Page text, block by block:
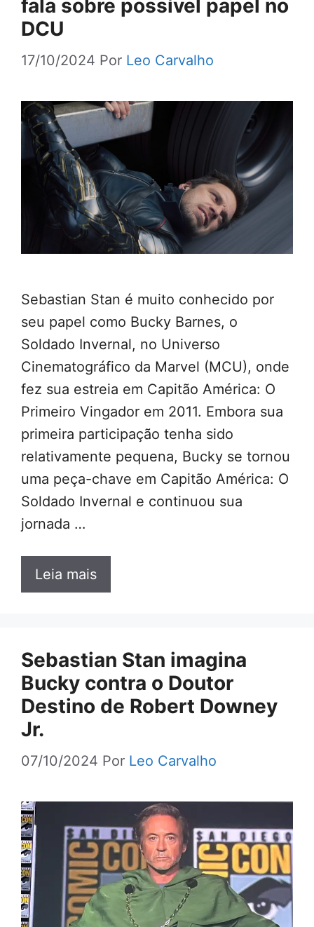
fala sobre possível papel no
DCU
17/10/2024 Por Leo Carvalho
Sebastian Stan é muito conhecido por
seu papel como Bucky Barnes, o
Soldado Invernal, no Universo
Cinematográfico da Marvel (MCU), onde
fez sua estreia em Capitão América: O
Primeiro Vingador em 2011. Embora sua
primeira participação tenha sido
relativamente pequena, Bucky se tornou
uma peça-chave em Capitão América: O
Soldado Invernal e continuou sua
jornada …
Leia mais
Sebastian Stan imagina
Bucky contra o Doutor
Destino de Robert Downey
Jr.
07/10/2024 Por Leo Carvalho